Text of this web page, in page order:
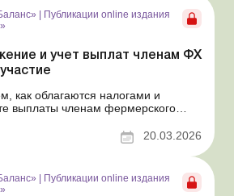
Публикации online издания
и учет выплат членам ФХ
как облагаются налогами и
выплаты членам фермерского
и не считаются дивидендами.
№ 5 «Дивиденды: инструкция по
и налогообложению» В отличие
20.03.2026
| Публикации online издания